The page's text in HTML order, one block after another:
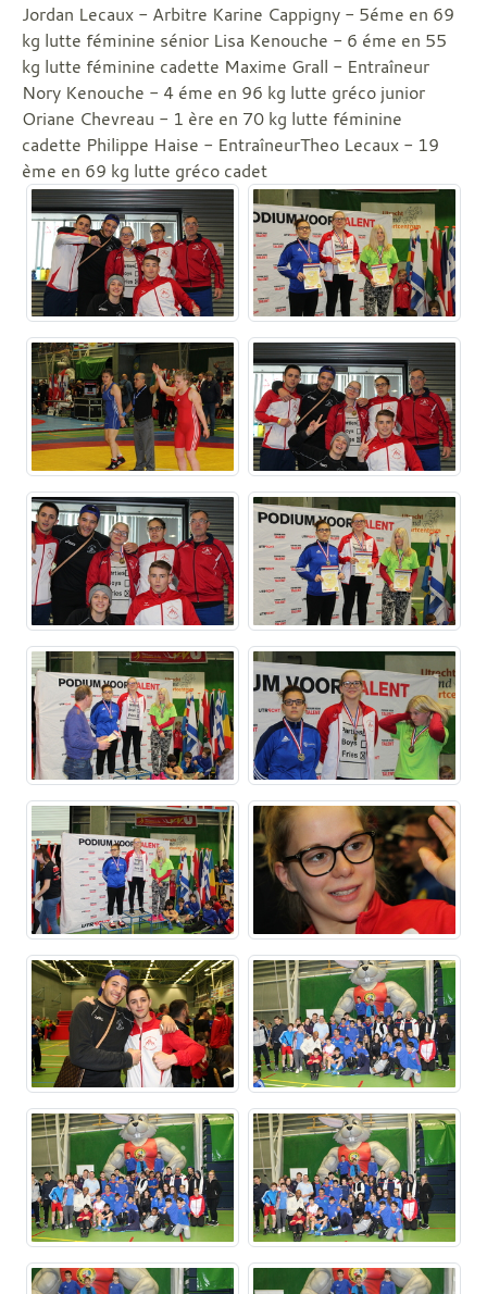
Jordan Lecaux - Arbitre Karine Cappigny - 5éme en 69
kg lutte féminine sénior Lisa Kenouche - 6 éme en 55
kg lutte féminine cadette Maxime Grall - Entraîneur
Nory Kenouche - 4 éme en 96 kg lutte gréco junior
Oriane Chevreau - 1 ère en 70 kg lutte féminine
cadette Philippe Haise - EntraîneurTheo Lecaux - 19
ème en 69 kg lutte gréco cadet